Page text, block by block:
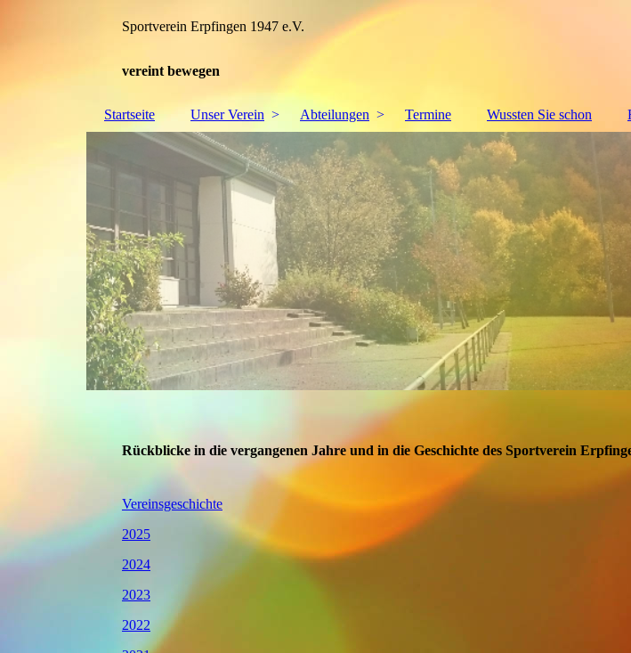
Sportverein Erpfingen 1947 e.V.
vereint bewegen
Startseite Unser Verein Abteilungen Termine Wussten Sie schon
Rückblicke in die vergangenen Jahre und in die Geschichte des Sportverein
Vereinsgeschichte
2025
2024
2023
2022